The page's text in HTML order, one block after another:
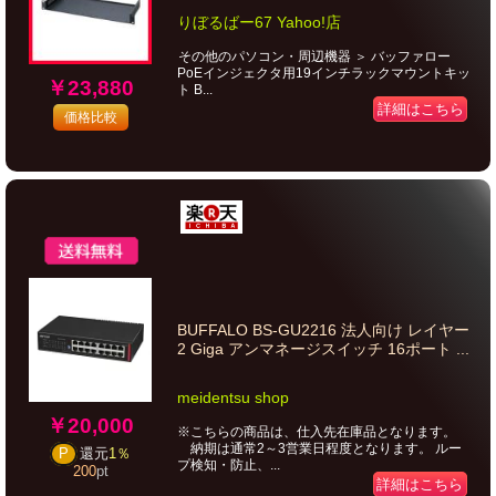
￥23,880
価格比較
りぼるばー67 Yahoo!店
その他のパソコン・周辺機器 ＞ バッファロー
PoEインジェクタ用19インチラックマウントキッ
ト B...
詳細はこちら
￥20,000
P 還元1％
200pt
BUFFALO BS-GU2216 法人向け レイヤー
2 Giga アンマネージスイッチ 16ポート ...
meidentsu shop
※こちらの商品は、仕入先在庫品となります。
納期は通常2～3営業日程度となります。 ルー
プ検知・防止、...
詳細はこちら